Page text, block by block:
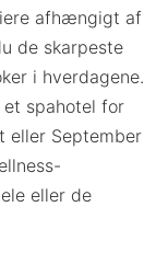
afhængigt af
de skarpeste
i hverdagene.
et spahotel for
eller September
eller de